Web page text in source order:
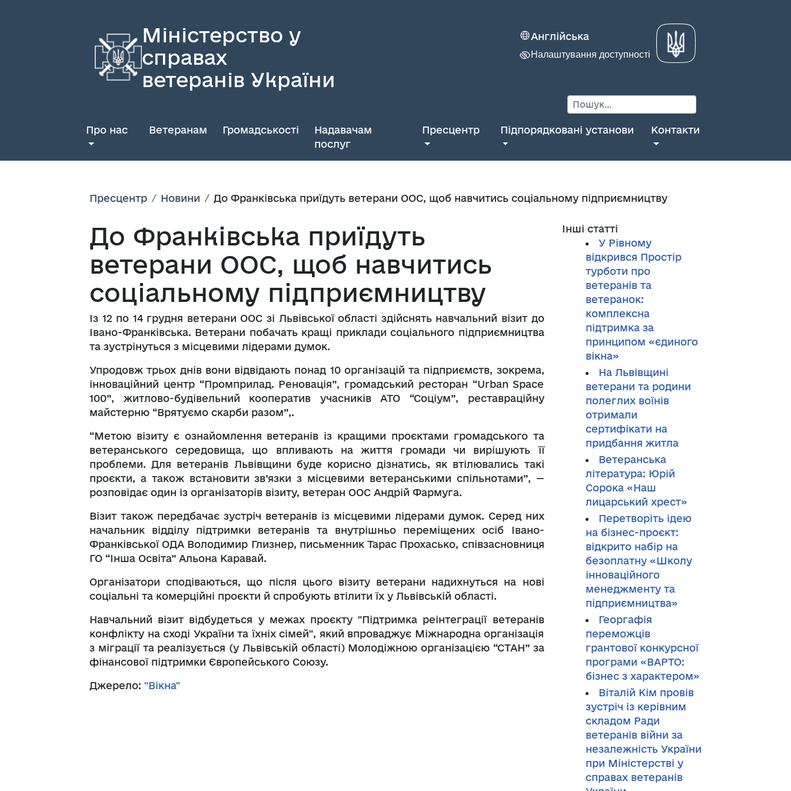
Міністерство у
справах
ветеранів України
Англійська
Налаштування доступності
Про нас Ветеранам Громадськості
Надавачам
послуг
Пресцентр Підпорядковані установи Контакти
Пресцентр Новини До Франківська приїдуть ветерани ООС, щоб навчитись соціальному підприємництву
До Франківська приїдуть
ветерани ООС, щоб навчитись
соціальному підприємництву
Із 12 по 14 грудня ветерани ООС зі Львівської області здійснять навчальний візит до
Івано-Франківська. Ветерани побачать кращі приклади соціального підприємництва
та зустрінуться з місцевими лідерами думок.
Упродовж трьох днів вони відвідають понад 10 організацій та підприємств, зокрема,
інноваційний центр “Промприлад. Реновація”, громадський ресторан “Urban Space
100”, житлово-будівельний кооператив учасників АТО “Соціум”, реставраційну
майстерню “Врятуємо скарби разом”,.
“Метою візиту є ознайомлення ветеранів із кращими проєктами громадського та
ветеранського середовища, що впливають на життя громади чи вирішують її
проблеми. Для ветеранів Львівщини буде корисно дізнатись, як втілювались такі
проєкти, а також встановити зв’язки з місцевими ветеранськими спільнотами”, —
розповідає один із організаторів візиту, ветеран ООС Андрій Фармуга.
Візит також передбачає зустріч ветеранів із місцевими лідерами думок. Серед них
начальник відділу підтримки ветеранів та внутрішньо переміщених осіб Івано-
Франківської ОДА Володимир Глизнер, письменник Тарас Прохасько, співзасновниця
ГО “Інша Освіта” Альона Каравай.
Організатори сподіваються, що після цього візиту ветерани надихнуться на нові
соціальні та комерційні проєкти й спробують втілити їх у Львівській області.
Навчальний візит відбудеться у межах проєкту "Підтримка реінтеграції ветеранів
конфлікту на сході України та їхніх сімей", який впроваджує Міжнародна організація
з міграції та реалізується (у Львівській області) Молодіжною організацією “СТАН” за
фінансової підтримки Європейського Союзу.
Джерело: "Вікна"
Інші статті
У Рівному
відкрився Простір
турботи про
ветеранів та
ветеранок:
комплексна
підтримка за
принципом «єдиного
вікна»
На Львівщині
ветерани та родини
полеглих воїнів
отримали
сертифікати на
придбання житла
Ветеранська
література: Юрій
Сорока «Наш
лицарський хрест»
Перетворіть ідею
на бізнес-проєкт:
відкрито набір на
безоплатну «Школу
інноваційного
менеджменту та
підприємництва»
Георгафія
переможців
грантової конкурсної
програми «ВАРТО:
бізнес з характером»
Віталій Кім провів
зустріч із керівним
складом Ради
ветеранів війни за
незалежність України
при Міністерстві у
справах ветеранів